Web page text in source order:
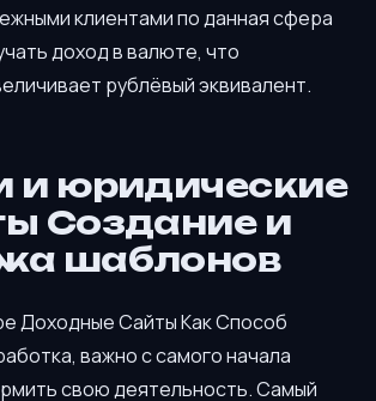
клиентами по данная сфера
доход в валюте, что
рублёвый эквивалент.
и юридические
Создание и
шаблонов
Доходные Сайты Как Способ
важно с самого начала
свою деятельность. Самый